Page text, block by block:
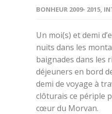
BONHEUR 2009- 2015,
Un moi(s) et demi
nuits dans les
baignades dans les
déjeuners en bord
demi de voyage à
clôturais ce périple
cœur du Morvan.